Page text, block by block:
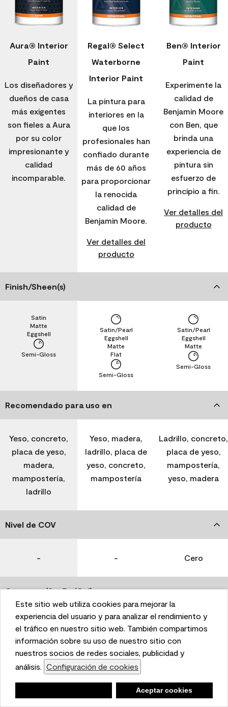
This website uses cookies to enhance user experience
and to analyze performance and traffic on our website.
We also share information about your use of our site
with our social media, advertising, and analytics
partners. Cookie Settings
Accept Cookies
Este sitio web utiliza cookies para mejorar la
experiencia del usuario y para analizar el rendimiento y
el tráfico en nuestro sitio web. También compartimos
información sobre su uso de nuestro sitio con
nuestros socios de redes sociales, publicidad y
análisis. Configuración de cookies
Aceptar cookies
Aura® Interior
Paint
Los diseñadores y
dueños de casa
más exigentes
son fieles a Aura
por su color
impresionante y
calidad
incomparable.
Regal® Select
Waterborne
Interior Paint
La pintura para
interiores en la
que los
profesionales han
confiado durante
más de 60 años
para proporcionar
la renocida
calidad de
Benjamin Moore.
Ver detalles del
producto
Ben® Interior
Paint
Experimente la
calidad de
Benjamin Moore
con Ben, que
brinda una
experiencia de
pintura sin
esfuerzo de
principio a fin.
Ver detalles del
producto
Finish/Sheen(s)
Semi-Gloss
Eggshell
Matte
Satin
Semi-Gloss
Flat
Matte
Eggshell
Satin/Pearl
Semi-Gloss
Matte
Eggshell
Satin/Pearl
Recomendado para uso en
Yeso, concreto,
placa de yeso,
madera,
mampostería,
ladrillo
Yeso, madera,
ladrillo, placa de
yeso, concreto,
mampostería
Ladrillo, concreto,
placa de yeso,
mampostería,
yeso, madera
Nivel de COV
- - Cero
Coverage (Sq. Ft./Gal)
350-400 400-450 400-450
Tiempo de secado
1 hora